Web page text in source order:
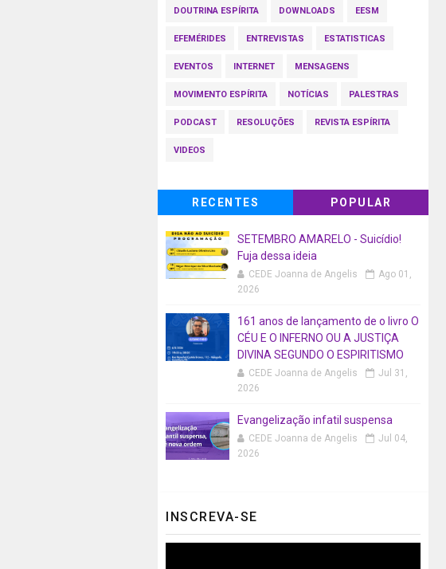
DOUTRINA ESPÍRITA DOWNLOADS EESM
EFEMÉRIDES ENTREVISTAS ESTATISTICAS
EVENTOS INTERNET MENSAGENS
MOVIMENTO ESPÍRITA NOTÍCIAS PALESTRAS
PODCAST RESOLUÇÕES REVISTA ESPÍRITA
VIDEOS
RECENTES POPULAR
SETEMBRO AMARELO - Suicídio!
Fuja dessa ideia
CEDE Joanna de Angelis
Ago 01,
2026
161 anos de lançamento de o livro O
CÉU E O INFERNO OU A JUSTIÇA
DIVINA SEGUNDO O ESPIRITISMO
CEDE Joanna de Angelis
Jul 31,
2026
Evangelização infatil suspensa
CEDE Joanna de Angelis
Jul 04,
2026
INSCREVA-SE